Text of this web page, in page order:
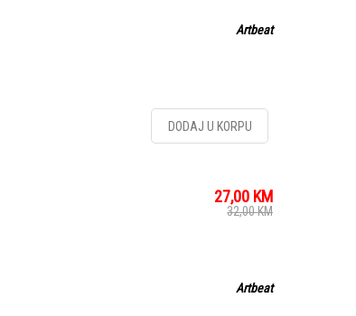
Artbeat
DODAJ U KORPU
27,00 KM
32,00KM
Artbeat